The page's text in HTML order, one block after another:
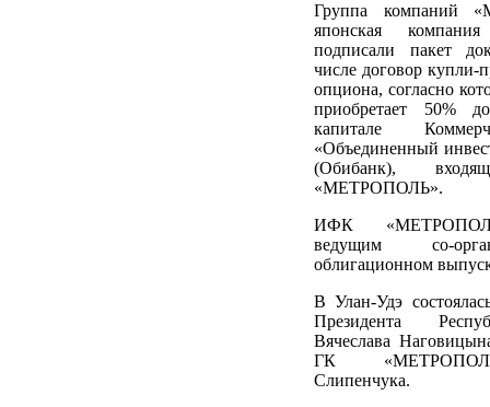
Группа компаний
японская
подписали пакет
числе договор купли-
опциона, согласно
приобретает 50%
капитале
«Объединенный
(Обибанк),
«МЕТРОПОЛЬ».
ИФК
ведущим со-
облигационном
В Улан-Удэ
Президента
Вячеслава
ГК
Слипенчука.